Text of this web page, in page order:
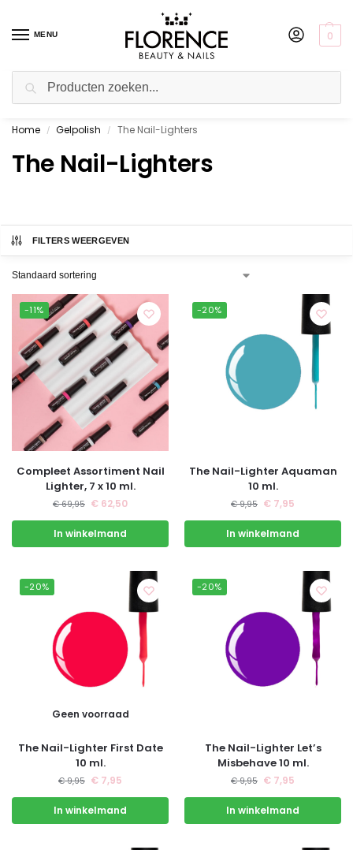
MENU 0
Gratis ophalen in de showroom
Home / Gelpolish / The Nail-Lighters
The Nail-Lighters
FILTERS WEERGEVEN
-11%
Compleet Assortiment Nail
Lighter, 7 x 10 ml.
€69,95 € 62,50
In winkelmand
-20%
The Nail-Lighter Aquaman
10 ml.
€9,95 € 7,95
In winkelmand
-20%
Geen voorraad
The Nail-Lighter First Date
10 ml.
€9,95 € 7,95
In winkelmand
-20%
The Nail-Lighter Let’s
Misbehave 10 ml.
€9,95 € 7,95
In winkelmand